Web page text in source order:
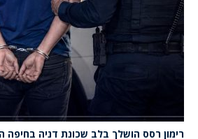
רימון רסס הושלך בלב שכונת דניה